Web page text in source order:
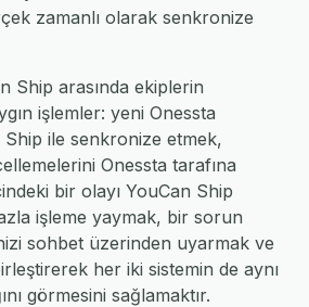
zamanlı olarak senkronize
Ship arasında ekiplerin
işlemler: yeni Onessta
Ship ile senkronize etmek,
Onessta tarafına
bir olayı YouCan Ship
işleme yaymak, bir sorun
sohbet üzerinden uyarmak ve
her iki sistemin de aynı
görmesini sağlamaktır.